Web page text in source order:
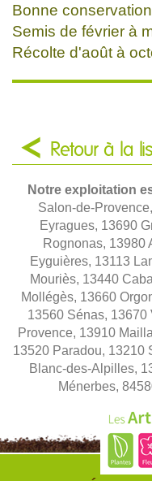
Bonne
Semis de février à
Récolte d'août à
Retour à la
Notre exploitation
Salon-de-
Eyragues, 13690
Rognonas, 13980
Eyguières, 13113
Mouriès, 13440
Mollégès, 13660
13560 Sénas, 13670
Provence, 13910
13520 Paradou, 13210
Blanc-des-Alpilles,
Ménerbes,